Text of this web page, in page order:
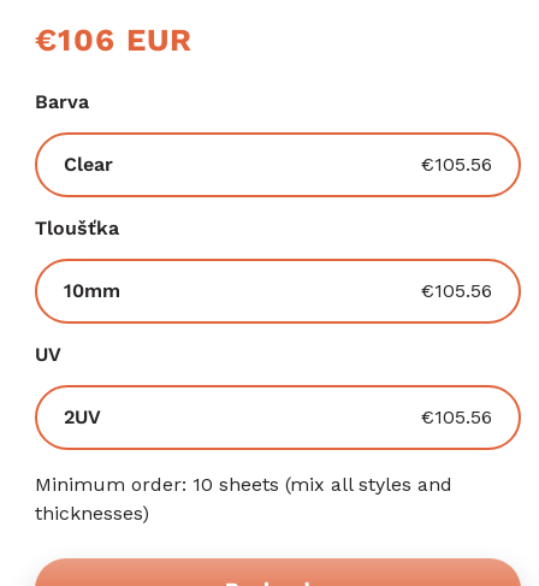
Běžná
cena
€106 EUR
Barva
ClearVyprodaná
nebo
nedostupná
€105.56
Tloušťka
10mm
nebo
€105.56
UV
2UVVyprodaná
nebo
nedostupná
varianta
€105.56
Minimum order: 10 sheets (mix all styles and
thicknesses)